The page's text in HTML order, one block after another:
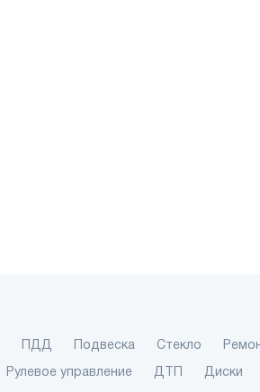
ПДД Подвеска Стекло
Рулевое управление ДТП Диски